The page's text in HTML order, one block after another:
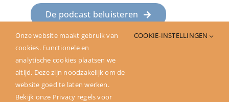
De podcast beluisteren
Deel dit verhaal
Onze website maakt gebruik van
cookies. Functionele en
analytische cookies plaatsen we
altijd. Deze zijn noodzakelijk om de
website goed te laten werken.
Bekijk onze Privacy regels voor
COOKIE-INSTELLINGEN